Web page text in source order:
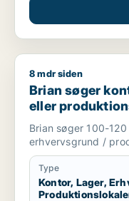
Brian søger kontor,
8 mdr siden
Brian søger
eller
København
Brian søger 100-
erhvervsgrund /
Type
Kontor, Lager,